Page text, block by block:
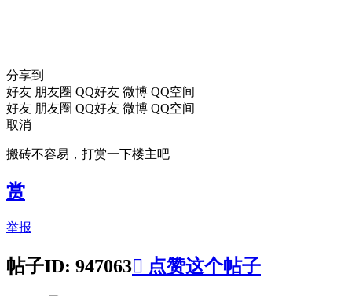
分享到
好友 朋友圈 QQ好友 微博 QQ空间
好友 朋友圈 QQ好友 微博 QQ空间
取消
搬砖不容易，打赏一下楼主吧
赏
举报
帖子ID: 947063 点赞这个帖子